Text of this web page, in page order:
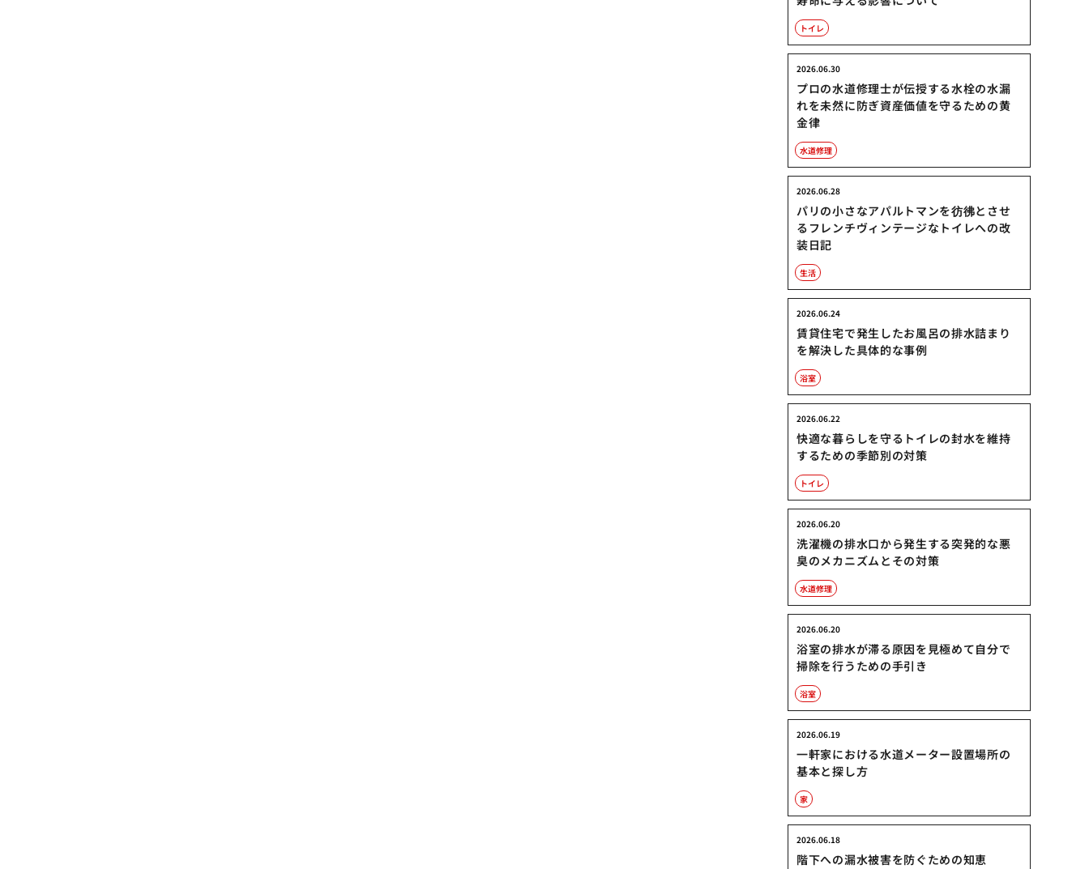
トイレ
プロの水道修理士が伝授する水栓の水漏
れを未然に防ぎ資産価値を守るための黄
金律
2026.06.30
水道修理
パリの小さなアパルトマンを彷彿とさせ
るフレンチヴィンテージなトイレへの改
装日記
2026.06.28
生活
賃貸住宅で発生したお風呂の排水詰まり
を解決した具体的な事例
2026.06.24
浴室
快適な暮らしを守るトイレの封水を維持
するための季節別の対策
2026.06.22
トイレ
洗濯機の排水口から発生する突発的な悪
臭のメカニズムとその対策
2026.06.20
水道修理
浴室の排水が滞る原因を見極めて自分で
掃除を行うための手引き
2026.06.20
浴室
一軒家における水道メーター設置場所の
基本と探し方
2026.06.19
家
階下への漏水被害を防ぐための知恵
2026.06.18